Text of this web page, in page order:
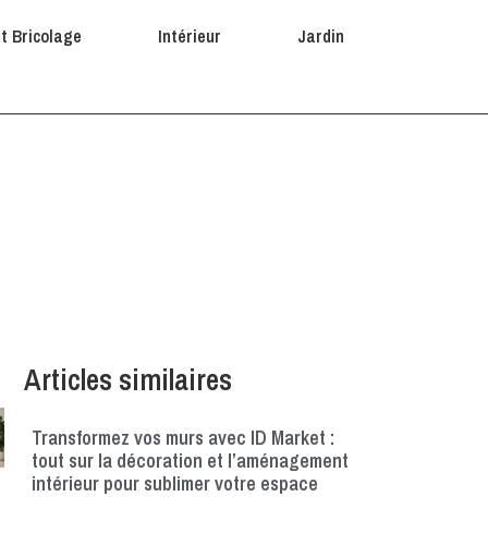
Bricolage Intérieur Jardin
Articles similaires
Transformez vos murs avec ID Market :
tout sur la décoration et l’aménagement
intérieur pour sublimer votre espace